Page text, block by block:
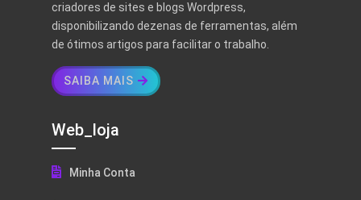
criadores de sites e blogs Wordpress,
disponibilizando dezenas de ferramentas, além
de ótimos artigos para facilitar o trabalho.
SAIBA MAIS
Web_loja
Minha Conta